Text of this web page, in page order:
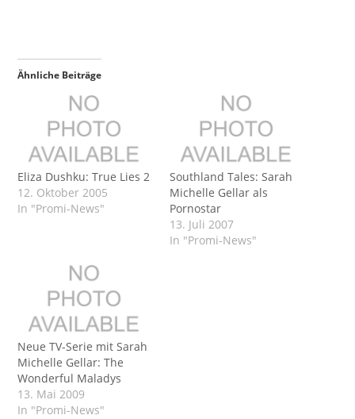
Ähnliche Beiträge
Eliza Dushku: True Lies 2
12. Oktober 2005
In "Promi-News"
Southland Tales: Sarah
Michelle Gellar als
Pornostar
13. Juli 2007
In "Promi-News"
Neue TV-Serie mit Sarah
Michelle Gellar: The
Wonderful Maladys
13. Mai 2009
In "Promi-News"